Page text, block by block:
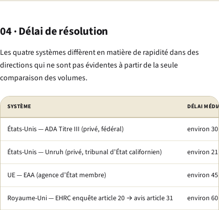
04 · Délai de résolution
Les quatre systèmes diffèrent en matière de rapidité dans des
directions qui ne sont pas évidentes à partir de la seule
comparaison des volumes.
SYSTÈME DÉLAI
États-Unis — ADA Titre III (privé, fédéral) environ
États-Unis — Unruh (privé, tribunal d’État californien) environ
UE — EAA (agence d’État membre) environ
Royaume-Uni — EHRC enquête article 20 → avis article 31 environ